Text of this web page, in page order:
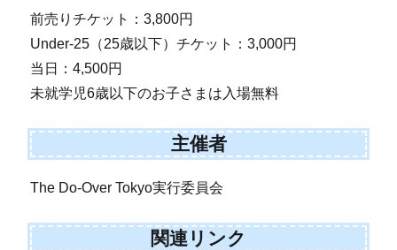
前売りチケット：3,800円
Under-25（25歳以下）チケット：3,000円
当日：4,500円
未就学児6歳以下のお子さまは入場無料
主催者
The Do-Over Tokyo実行委員会
関連リンク